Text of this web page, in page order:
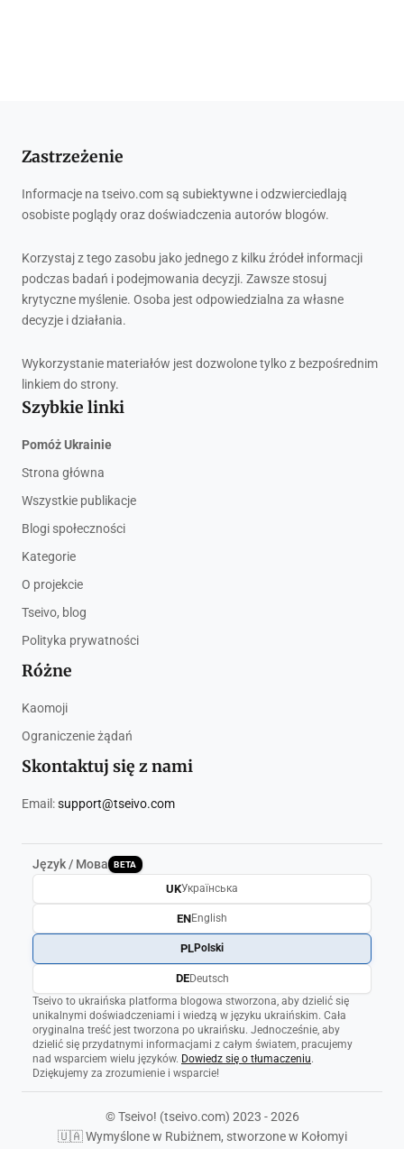
Zastrzeżenie
Informacje na tseivo.com są subiektywne i odzwierciedlają
osobiste poglądy oraz doświadczenia autorów blogów.
Korzystaj z tego zasobu jako jednego z kilku źródeł informacji
podczas badań i podejmowania decyzji. Zawsze stosuj
krytyczne myślenie. Osoba jest odpowiedzialna za własne
decyzje i działania.
Wykorzystanie materiałów jest dozwolone tylko z bezpośrednim
linkiem do strony.
Szybkie linki
Pomóż Ukrainie
Strona główna
Wszystkie publikacje
Blogi społeczności
Kategorie
O projekcie
Tseivo, blog
Polityka prywatności
Różne
Kaomoji
Ograniczenie żądań
Skontaktuj się z nami
Email:support@tseivo.com
Język / Мова BETA
Tseivo to ukraińska platforma blogowa stworzona, aby dzielić się
unikalnymi doświadczeniami i wiedzą w języku ukraińskim. Cała
oryginalna treść jest tworzona po ukraińsku. Jednocześnie, aby
dzielić się przydatnymi informacjami z całym światem, pracujemy
nad wsparciem wielu języków. Dowiedz się o tłumaczeniu.
Dziękujemy za zrozumienie i wsparcie!
UKУкраїнська
ENEnglish
PLPolski
DEDeutsch
© Tseivo! (tseivo.com) 2023 - 2026
🇺🇦 Wymyślone w Rubiżnem, stworzone w Kołomyi